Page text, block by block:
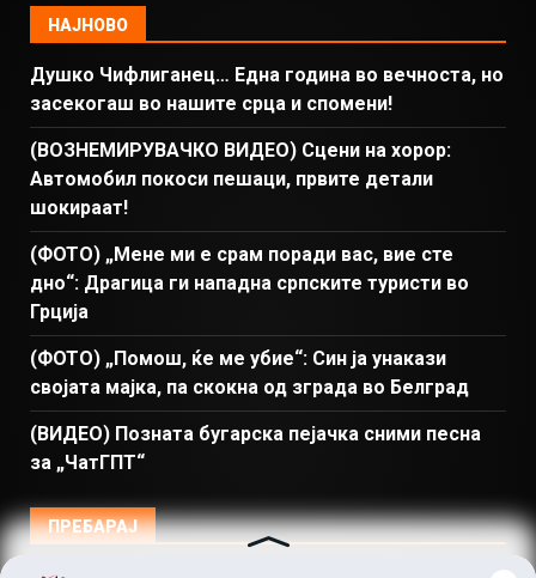
НАЈНОВО
Душко Чифлиганец… Eдна година во вечноста, но
засекогаш во нашите срца и спомени!
(ВОЗНЕМИРУВАЧКО ВИДЕО) Сцени на хорор:
Автомобил покоси пешаци, првите детали
шокираат!
(ФОТО) „Мене ми е срам поради вас, вие сте
дно“: Драгица ги нападна српските туристи во
Грција
(ФОТО) „Помош, ќе ме убие“: Син ја унакази
својата мајка, па скокна од зграда во Белград
(ВИДЕО) Позната бугарска пејачка сними песна
за „ЧатГПТ“
ПРЕБАРАЈ